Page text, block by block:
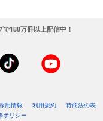
188万冊以上配信中！
用情報 利用規約
特商法の表
ポリシー